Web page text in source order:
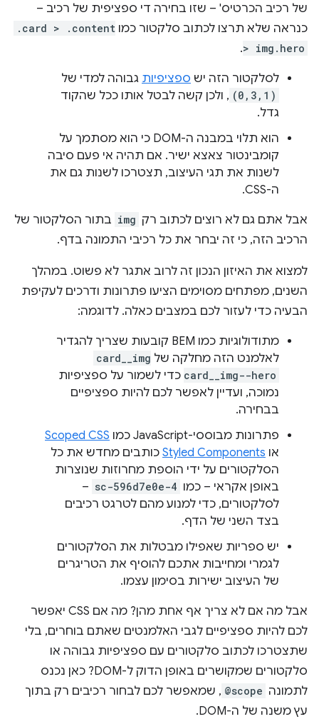
של רכיב הכרטיס' – שזו בחירה די ספציפית של רכיב –
כנראה שלא תרצו לכתוב סלקטור כמו .card > .content
> img.hero
.
לסלקטור הזה יש ספציפיות גבוהה למדי של
(0,3,1) , ולכן קשה לבטל אותו ככל שהקוד
גדל.
הוא תלוי במבנה ה-DOM כי הוא מסתמך על
קומבינטור צאצא ישיר. אם תהיה אי פעם סיבה
לשנות את תגי העיצוב, תצטרכו לשנות גם את
ה-CSS.
אבל אתם גם לא רוצים לכתוב רק img בתור הסלקטור של
הרכיב הזה, כי זה יבחר את כל רכיבי התמונה בדף.
למצוא את האיזון הנכון זה לרוב אתגר לא פשוט. במהלך
השנים, מפתחים מסוימים הציעו פתרונות ודרכים לעקיפת
הבעיה כדי לעזור לכם במצבים כאלה. לדוגמה:
מתודולוגיות כמו BEM קובעות שצריך להגדיר
לאלמנט הזה מחלקה של card__img
card__img--hero כדי לשמור על ספציפיות
נמוכה, ועדיין לאפשר לכם להיות ספציפיים
בבחירה.
פתרונות מבוססי-JavaScript כמו
Scoped CSS
או Styled Components כותבים מחדש את כל
הסלקטורים על ידי הוספת מחרוזות שנוצרות
באופן אקראי – כמו sc-596d7e0e-4
–
לסלקטורים, כדי למנוע מהם לטרגט רכיבים
בצד השני של הדף.
יש ספריות שאפילו מבטלות את הסלקטורים
לגמרי ומחייבות אתכם להוסיף את הטריגרים
של העיצוב ישירות בסימון עצמו.
אבל מה אם לא צריך אף אחת מהן? מה אם CSS יאפשר
לכם להיות ספציפיים לגבי האלמנטים שאתם בוחרים, בלי
שתצטרכו לכתוב סלקטורים עם ספציפיות גבוהה או
סלקטורים שמקושרים באופן הדוק ל-DOM? כאן נכנס
לתמונה @scope , שמאפשר לכם לבחור רכיבים רק בתוך
עץ משנה של ה-DOM.